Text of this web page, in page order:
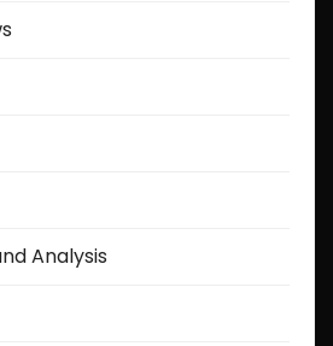
Analysis